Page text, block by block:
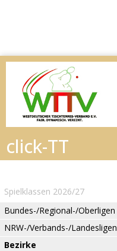
Spielklassen 2026/27
Bundes-/Regional-/Oberligen
NRW-/Verbands-/Landesligen
Bezirke